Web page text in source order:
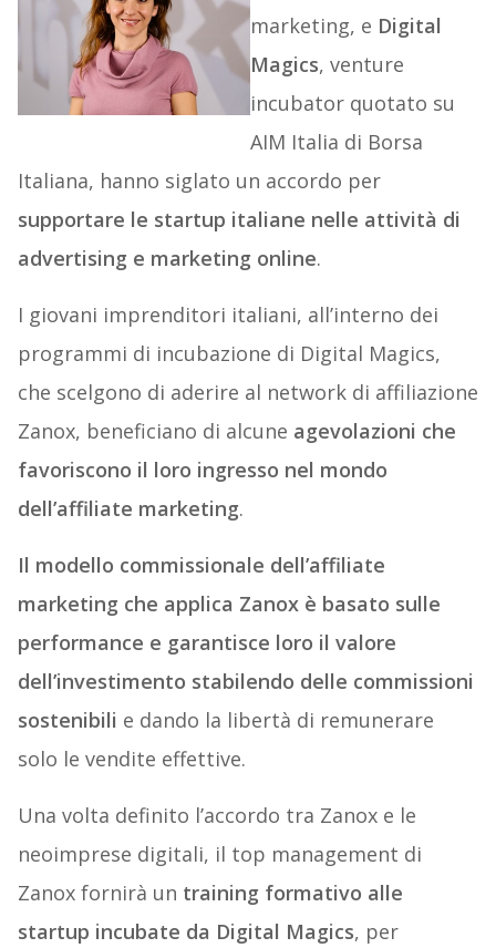
marketing, e Digital
Magics, venture
incubator quotato su
AIM Italia di Borsa
Italiana, hanno siglato un accordo per
supportare le startup italiane nelle attività di
advertising e marketing online.
I giovani imprenditori italiani, all’interno dei
programmi di incubazione di Digital Magics,
che scelgono di aderire al network di affiliazione
Zanox, beneficiano di alcune agevolazioni che
favoriscono il loro ingresso nel mondo
dell’affiliate marketing.
Il modello commissionale dell’affiliate
marketing che applica Zanox è basato sulle
performance e garantisce loro il valore
dell’investimento stabilendo delle commissioni
sostenibili e dando la libertà di remunerare
solo le vendite effettive.
Una volta definito l’accordo tra Zanox e le
neoimprese digitali, il top management di
Zanox fornirà un training formativo alle
startup incubate da Digital Magics, per